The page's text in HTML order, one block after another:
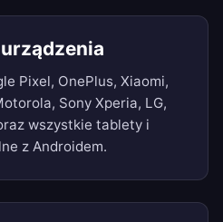
Pixel, OnePlus, Xiaomi,
Sony Xperia, LG,
wszystkie tablety i
z Androidem.